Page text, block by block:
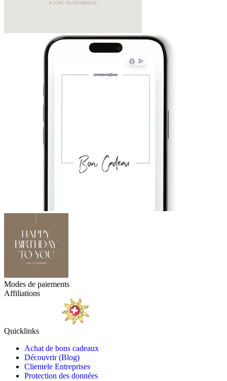
Modes de paiements
Affiliations
Quicklinks
Achat de bons cadeaux
Découvrir (Blog)
Clientele Entreprises
Protection des données